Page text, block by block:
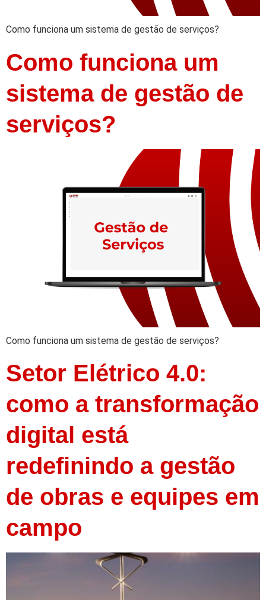
Como funciona um sistema de gestão de serviços?
Como funciona um
sistema de gestão de
serviços?
Como funciona um sistema de gestão de serviços?
Setor Elétrico 4.0:
como a transformação
digital está
redefinindo a gestão
de obras e equipes em
campo